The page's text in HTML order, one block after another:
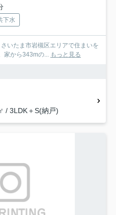
下水
いたま市岩槻区エリアで住まいを
家から343mの...
もっと見る
/ 3LDK＋S(納戸)